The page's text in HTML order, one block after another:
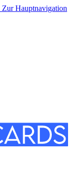
Zur Hauptnavigation